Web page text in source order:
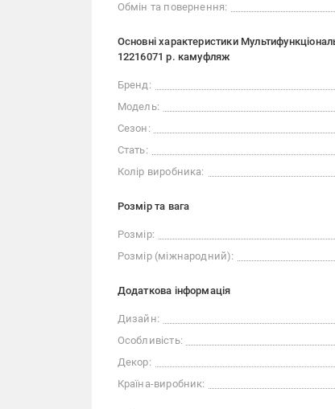
Обмін та повернення:
Основні характеристики
12216071 р. камуфляж
Бренд:
Модель:
Сезон:
Стать:
Колір виробника:
Розмір та вага
Розмір:
Розмір (міжнародний):
Додаткова інформація
Дизайн:
Особливість:
Декор:
Країна-виробник: